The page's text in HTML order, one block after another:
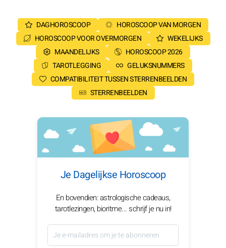
DAGHOROSCOOP
HOROSCOOP VAN MORGEN
HOROSCOOP VOOR OVERMORGEN
WEKELIJKS
MAANDELIJKS
HOROSCOOP 2026
TAROTLEGGING
GELUKSNUMMERS
COMPATIBILITEIT TUSSEN STERRENBEELDEN
STERRENBEELDEN
Je Dagelijkse Horoscoop
En bovendien: astrologische cadeaus,
tarotlezingen, bioritme... schrijf je nu in!